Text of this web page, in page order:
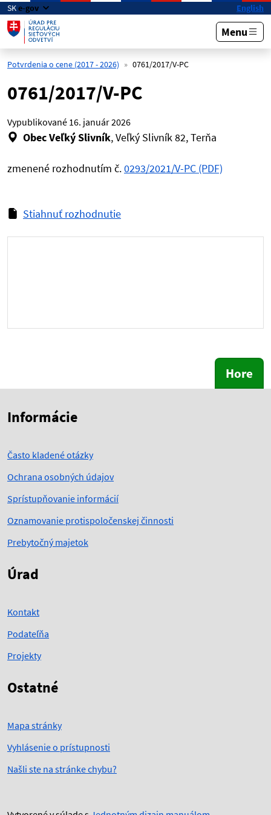
Preskočiť na hlavný obsah
SKe-gov English
Menu
Potvrdenia o cene (2017 - 2026) 0761/2017/V-PC
0761/2017/V-PC
Vypublikované 16. január 2026
Obec Veľký Slivník, Veľký Slivník 82, Terňa
zmenené rozhodnutím č.0293/2021/V-PC (PDF)
Stiahnuť rozhodnutie
Hore
Informácie
Často kladené otázky
Ochrana osobných údajov
Sprístupňovanie informácií
Oznamovanie protispoločenskej činnosti
Prebytočný majetok
Úrad
Kontakt
Podateľňa
Projekty
Ostatné
Mapa stránky
Vyhlásenie o prístupnosti
Našli ste na stránke chybu?